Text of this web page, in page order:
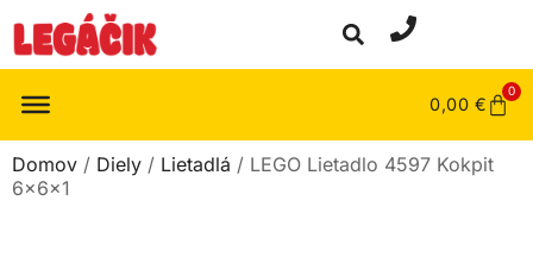
0,00 €
0
Domov / Diely / Lietadlá / LEGO Lietadlo 4597 Kokpit
6x6x1